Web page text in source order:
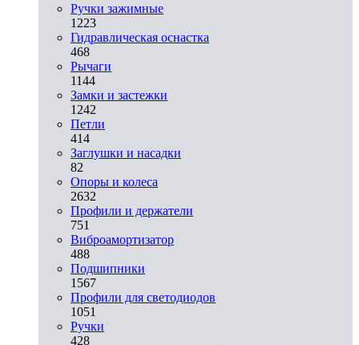
Ручки зажимные
1223
Гидравлическая оснастка
468
Рычаги
1144
Замки и застежки
1242
Петли
414
Заглушки и насадки
82
Опоры и колеса
2632
Профили и держатели
751
Виброамортизатор
488
Подшипники
1567
Профили для светодиодов
1051
Ручки
428